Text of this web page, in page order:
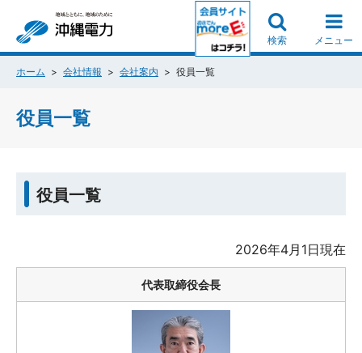
検索 メニュー
ホーム 会社情報 会社案内 役員一覧
役員一覧
役員一覧
2026年4月1日現在
代表取締役会長